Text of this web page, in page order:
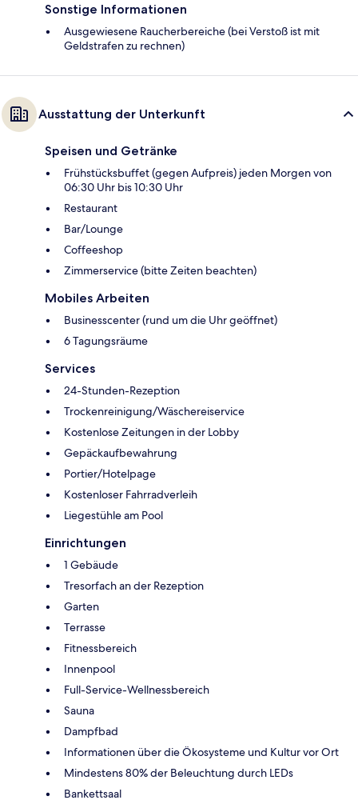
Sonstige Informationen
Ausgewiesene Raucherbereiche (bei Verstoß ist mit
Geldstrafen zu rechnen)
Ausstattung der Unterkunft
Speisen und Getränke
Frühstücksbuffet (gegen Aufpreis) jeden Morgen von
06:30 Uhr bis 10:30 Uhr
Restaurant
Bar/Lounge
Coffeeshop
Zimmerservice (bitte Zeiten beachten)
Mobiles Arbeiten
Businesscenter (rund um die Uhr geöffnet)
6 Tagungsräume
Services
24-Stunden-Rezeption
Trockenreinigung/Wäschereiservice
Kostenlose Zeitungen in der Lobby
Gepäckaufbewahrung
Portier/Hotelpage
Kostenloser Fahrradverleih
Liegestühle am Pool
Einrichtungen
1 Gebäude
Tresorfach an der Rezeption
Garten
Terrasse
Fitnessbereich
Innenpool
Full-Service-Wellnessbereich
Sauna
Dampfbad
Informationen über die Ökosysteme und Kultur vor Ort
Mindestens 80% der Beleuchtung durch LEDs
Bankettsaal